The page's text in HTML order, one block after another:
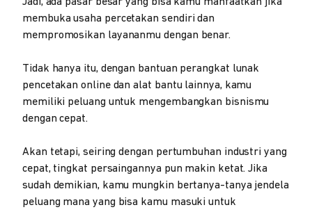
membuka usaha percetakan sendiri dan
mempromosikan layananmu dengan benar.
Tidak hanya itu, dengan bantuan perangkat lunak
pencetakan online dan alat bantu lainnya, kamu
memiliki peluang untuk mengembangkan bisnismu
dengan cepat.
Akan tetapi, seiring dengan pertumbuhan industri yang
cepat, tingkat persaingannya pun makin ketat. Jika
sudah demikian, kamu mungkin bertanya-tanya jendela
peluang mana yang bisa kamu masuki untuk